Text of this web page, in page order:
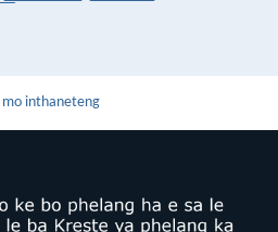
mo inthaneteng